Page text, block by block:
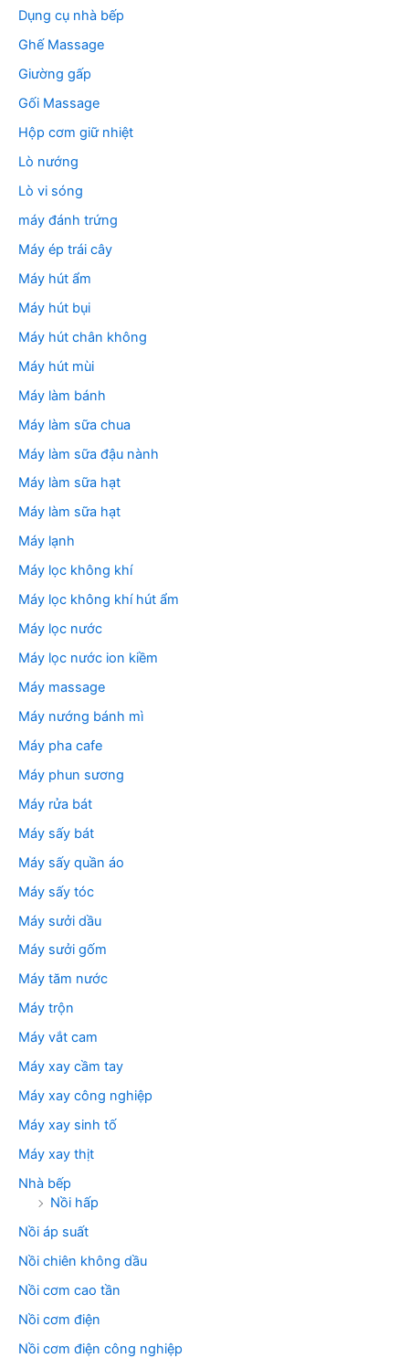
Dụng cụ nhà bếp
Ghế Massage
Giường gấp
Gối Massage
Hộp cơm giữ nhiệt
Lò nướng
Lò vi sóng
máy đánh trứng
Máy ép trái cây
Máy hút ẩm
Máy hút bụi
Máy hút chân không
Máy hút mùi
Máy làm bánh
Máy làm sữa chua
Máy làm sữa đậu nành
Máy làm sữa hạt
Máy làm sữa hạt
Máy lạnh
Máy lọc không khí
Máy lọc không khí hút ẩm
Máy lọc nước
Máy lọc nước ion kiềm
Máy massage
Máy nướng bánh mì
Máy pha cafe
Máy phun sương
Máy rửa bát
Máy sấy bát
Máy sấy quần áo
Máy sấy tóc
Máy sưởi dầu
Máy sưởi gốm
Máy tăm nước
Máy trộn
Máy vắt cam
Máy xay cầm tay
Máy xay công nghiệp
Máy xay sinh tố
Máy xay thịt
Nhà bếp
Nồi hấp
Nồi áp suất
Nồi chiên không dầu
Nồi cơm cao tần
Nồi cơm điện
Nồi cơm điện công nghiệp